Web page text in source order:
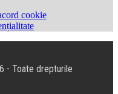
cookie
- Toate drepturile